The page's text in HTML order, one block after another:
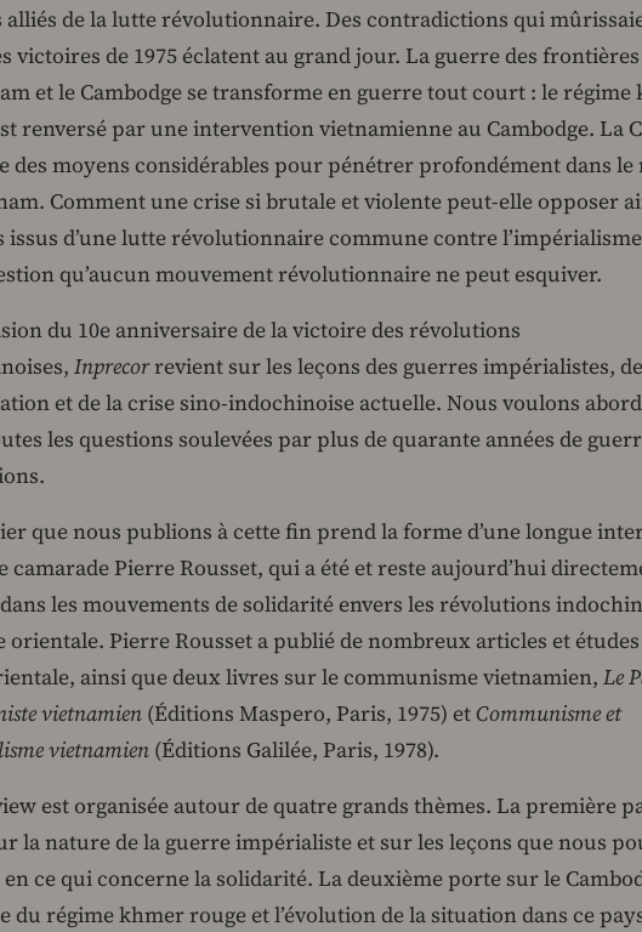
alliés de la lutte révolutionnaire. Des contradictions qui
victoires de 1975 éclatent au grand jour. La guerre des
et le Cambodge se transforme en guerre tout court : le régime
renversé par une intervention vietnamienne au Cambodge. La
des moyens considérables pour pénétrer profondément dans le
Comment une crise si brutale et violente peut-elle opposer
issus d’une lutte révolutionnaire commune contre l’impérialisme
qu’aucun mouvement révolutionnaire ne peut esquiver.
du 10e anniversaire de la victoire des révolutions
Inprecorrevient sur les leçons des guerres impérialistes,
et de la crise sino-indochinoise actuelle. Nous voulons
les questions soulevées par plus de quarante années de
que nous publions à cette fin prend la forme d’une longue
camarade Pierre Rousset, qui a été et reste aujourd’hui
les mouvements de solidarité envers les révolutions
orientale. Pierre Rousset a publié de nombreux articles et
ainsi que deux livres sur le communisme vietnamien, Le
vietnamien (Éditions Maspero, Paris, 1975) et Communisme et
vietnamien (Éditions Galilée, Paris, 1978).
est organisée autour de quatre grands thèmes. La première
la nature de la guerre impérialiste et sur les leçons que nous
ce qui concerne la solidarité. La deuxième porte sur le
du régime khmer rouge et l’évolution de la situation dans ce